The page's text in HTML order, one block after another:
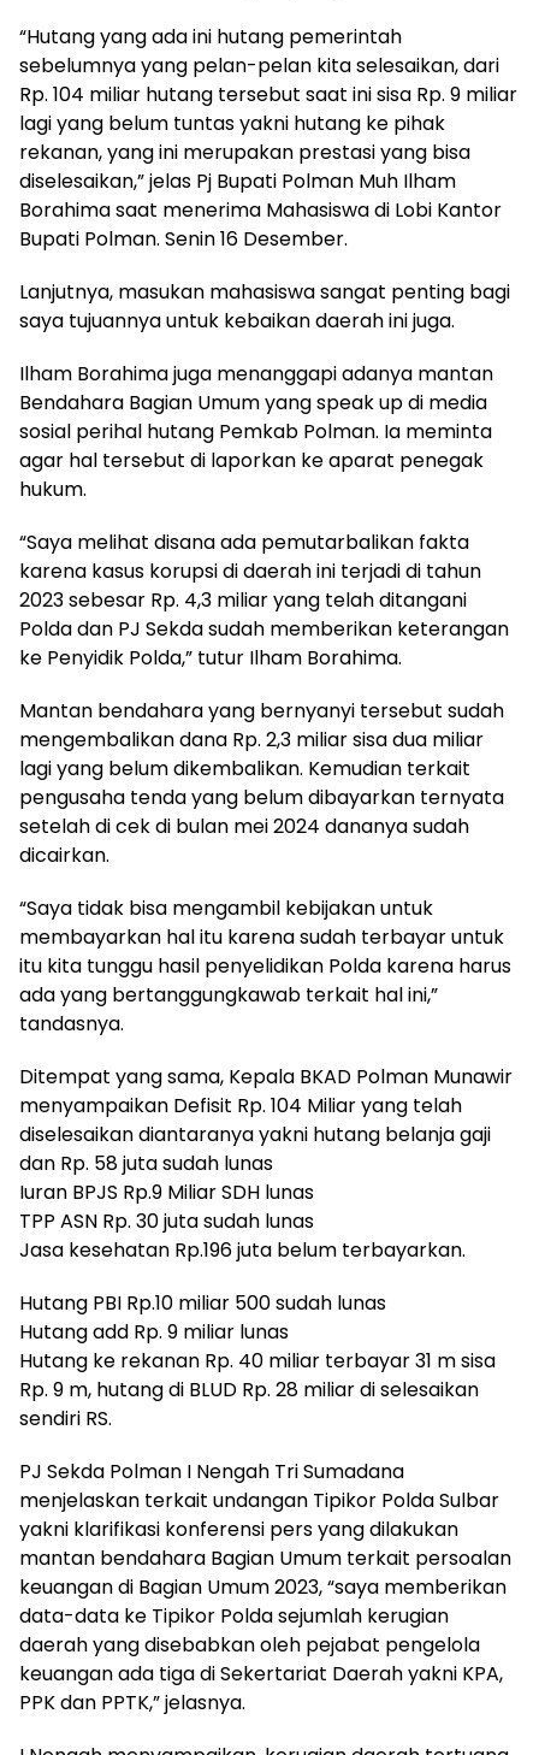
“Hutang yang ada ini hutang pemerintah
sebelumnya yang pelan-pelan kita selesaikan, dari
Rp. 104 miliar hutang tersebut saat ini sisa Rp. 9 miliar
lagi yang belum tuntas yakni hutang ke pihak
rekanan, yang ini merupakan prestasi yang bisa
diselesaikan,” jelas Pj Bupati Polman Muh Ilham
Borahima saat menerima Mahasiswa di Lobi Kantor
Bupati Polman. Senin 16 Desember.
Lanjutnya, masukan mahasiswa sangat penting bagi
saya tujuannya untuk kebaikan daerah ini juga.
Ilham Borahima juga menanggapi adanya mantan
Bendahara Bagian Umum yang speak up di media
sosial perihal hutang Pemkab Polman. Ia meminta
agar hal tersebut di laporkan ke aparat penegak
hukum.
“Saya melihat disana ada pemutarbalikan fakta
karena kasus korupsi di daerah ini terjadi di tahun
2023 sebesar Rp. 4,3 miliar yang telah ditangani
Polda dan PJ Sekda sudah memberikan keterangan
ke Penyidik Polda,” tutur Ilham Borahima.
Mantan bendahara yang bernyanyi tersebut sudah
mengembalikan dana Rp. 2,3 miliar sisa dua miliar
lagi yang belum dikembalikan. Kemudian terkait
pengusaha tenda yang belum dibayarkan ternyata
setelah di cek di bulan mei 2024 dananya sudah
dicairkan.
“Saya tidak bisa mengambil kebijakan untuk
membayarkan hal itu karena sudah terbayar untuk
itu kita tunggu hasil penyelidikan Polda karena harus
ada yang bertanggungkawab terkait hal ini,”
tandasnya.
Ditempat yang sama, Kepala BKAD Polman Munawir
menyampaikan Defisit Rp. 104 Miliar yang telah
diselesaikan diantaranya yakni hutang belanja gaji
dan Rp. 58 juta sudah lunas
Iuran BPJS Rp.9 Miliar SDH lunas
TPP ASN Rp. 30 juta sudah lunas
Jasa kesehatan Rp.196 juta belum terbayarkan.
Hutang PBI Rp.10 miliar 500 sudah lunas
Hutang add Rp. 9 miliar lunas
Hutang ke rekanan Rp. 40 miliar terbayar 31 m sisa
Rp. 9 m, hutang di BLUD Rp. 28 miliar di selesaikan
sendiri RS.
PJ Sekda Polman I Nengah Tri Sumadana
menjelaskan terkait undangan Tipikor Polda Sulbar
yakni klarifikasi konferensi pers yang dilakukan
mantan bendahara Bagian Umum terkait persoalan
keuangan di Bagian Umum 2023, “saya memberikan
data-data ke Tipikor Polda sejumlah kerugian
daerah yang disebabkan oleh pejabat pengelola
keuangan ada tiga di Sekertariat Daerah yakni KPA,
PPK dan PPTK,” jelasnya.